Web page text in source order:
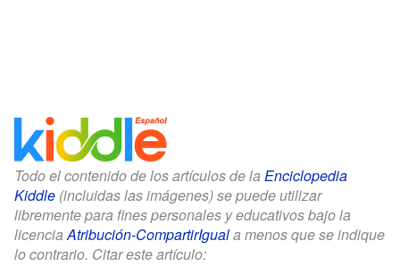
Todo el contenido de los artículos de la Enciclopedia
Kiddle (incluidas las imágenes) se puede utilizar
libremente para fines personales y educativos bajo la
licenciaAtribución-CompartirIguala menos que se indique
lo contrario. Citar este artículo: